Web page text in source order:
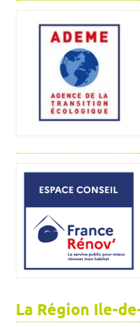
La Région Ile-